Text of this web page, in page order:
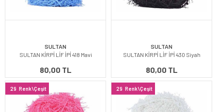
SULTAN
SULTAN KİRPİ LİF İPİ 418 Mavi
80,00 TL
SULTAN
SULTAN KİRPİ LİF İPİ 430 Siyah
80,00 TL
29 Renk\Çeşit 29 Renk\Çeşit